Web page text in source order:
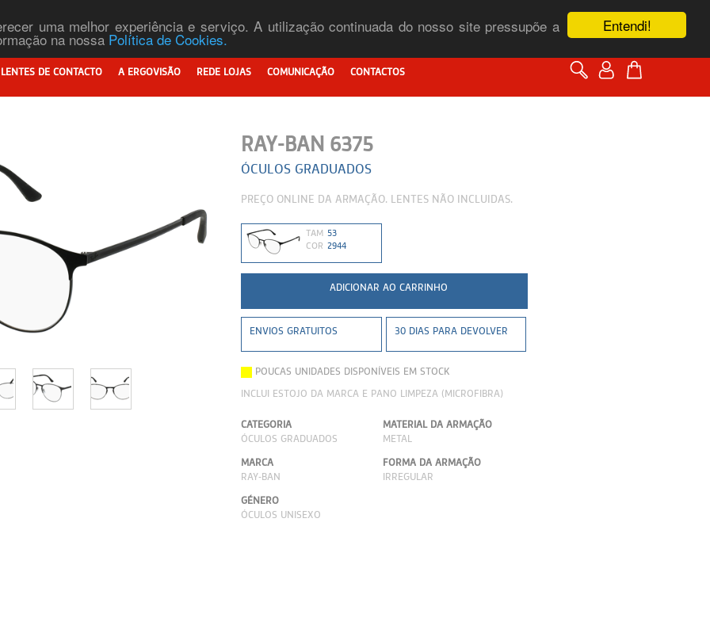
Entendi!
uma melhor experiência e serviço. A utilização continuada do nosso site pressupõe a
na nossa Política de Cookies.
LENTES DE CONTACTO A ERGOVISÃO REDE LOJAS COMUNICAÇÃO CONTACTOS
RAY-BAN 6375
ÓCULOS GRADUADOS
PREÇO ONLINE DA ARMAÇÃO. LENTES NÃO INCLUIDAS.
TAM
53
COR 2944
ENVIOS GRATUITOS 30 DIAS PARA DEVOLVER
POUCAS UNIDADES DISPONÍVEIS EM STOCK
INCLUI ESTOJO DA MARCA E PANO LIMPEZA (MICROFIBRA)
CATEGORIA
ÓCULOS GRADUADOS
MARCA
RAY-BAN
GÉNERO
ÓCULOS UNISEXO
MATERIAL DA ARMAÇÃO
METAL
FORMA DA ARMAÇÃO
IRREGULAR